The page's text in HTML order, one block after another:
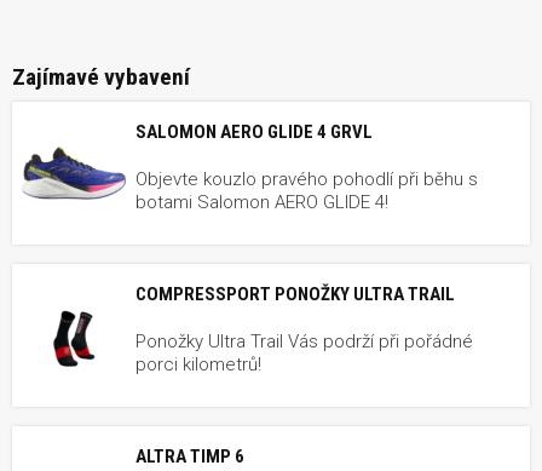
Zajímavé vybavení
SALOMON AERO GLIDE 4 GRVL
Objevte kouzlo pravého pohodlí při běhu s
botami Salomon AERO GLIDE 4!
COMPRESSPORT PONOŽKY ULTRA TRAIL
Ponožky Ultra Trail Vás podrží při pořádné
porci kilometrů!
ALTRA TIMP 6